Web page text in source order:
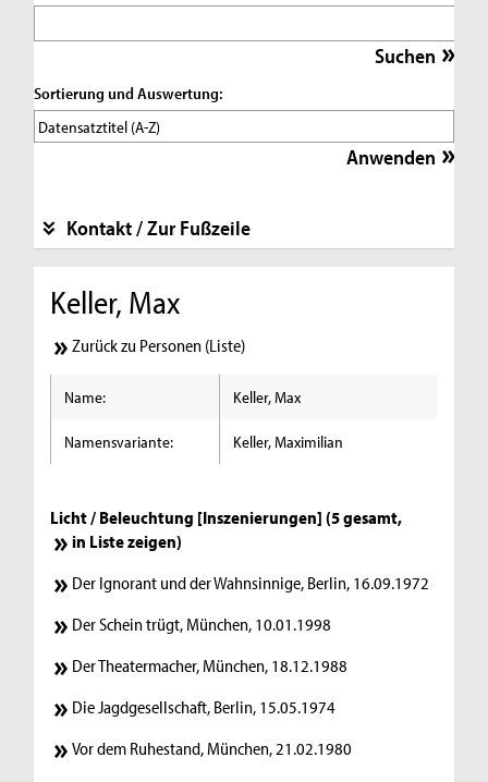
Sortierung und Auswertung:
Kontakt / Zur Fußzeile
Keller, Max
Zurück zu Personen (Liste)
Name: Keller, Max
Namensvariante: Keller, Maximilian
Licht / Beleuchtung [Inszenierungen] (5 gesamt,
in Liste zeigen)
Der Ignorant und der Wahnsinnige, Berlin, 16.09.1972
Der Schein trügt, München, 10.01.1998
Der Theatermacher, München, 18.12.1988
Die Jagdgesellschaft, Berlin, 15.05.1974
Vor dem Ruhestand, München, 21.02.1980